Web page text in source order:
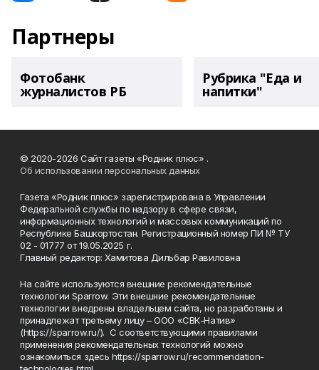
Партнеры
Фотобанк
журналистов РБ
Рубрика "Еда и
напитки"
© 2020-2026 Сайт газеты «Родник плюс» .
Об использовании персональных данных
Газета «Родник плюс» зарегистрирована в Управлении
Федеральной службы по надзору в сфере связи,
информационных технологий и массовых коммуникаций по
Республике Башкортостан. Регистрационный номер ПИ № ТУ
02 - 01777 от 19.05.2025 г.
Главный редактор: Хамитова Дильбар Равиловна
На сайте используются внешние рекомендательные
технологии Sparrow. Эти внешние рекомендательные
технологии внедрены владельцем сайта, но разработаны и
принадлежат третьему лицу – ООО «СВК-Натив»
(https://sparrow.ru/). С соответствующими правилами
применения рекомендательных технологий можно
ознакомиться здесь https://sparrow.ru/recommendation-